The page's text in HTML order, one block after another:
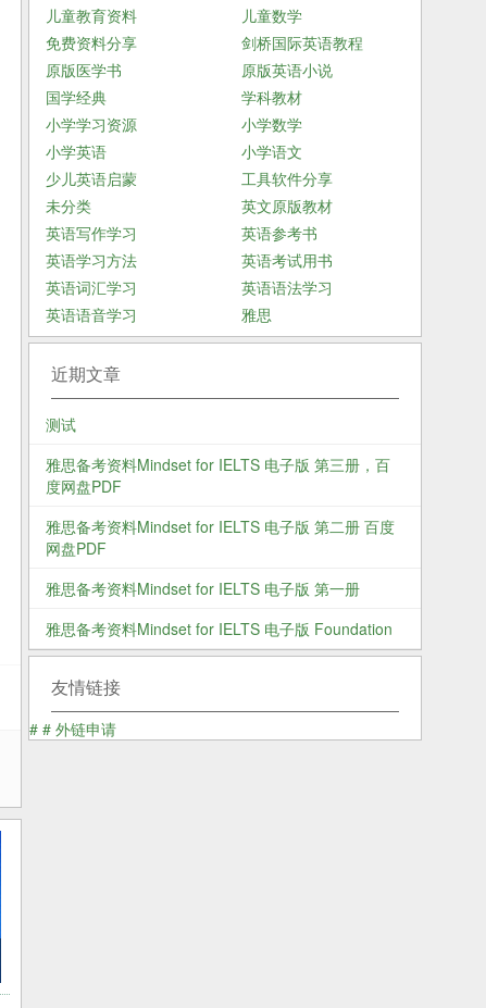
儿童教育资料
儿童数学
免费资料分享
剑桥国际英语教程
原版医学书
原版英语小说
国学经典
学科教材
小学学习资源
小学数学
小学英语
小学语文
少儿英语启蒙
工具软件分享
未分类
英文原版教材
英语写作学习
英语参考书
英语学习方法
英语考试用书
英语词汇学习
英语语法学习
英语语音学习
雅思
近期文章
测试
雅思备考资料Mindset for IELTS 电子版 第三册，百
度网盘PDF
雅思备考资料Mindset for IELTS 电子版 第二册 百度
网盘PDF
雅思备考资料Mindset for IELTS 电子版 第一册
雅思备考资料Mindset for IELTS 电子版 Foundation
友情链接
# # 外链申请